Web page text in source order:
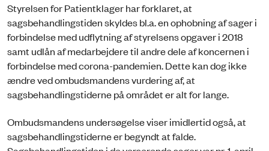
Styrelsen for Patientklager har forklaret, at
sagsbehandlingstiden skyldes bl.a. en ophobning af sager i
forbindelse med udflytning af styrelsens opgaver i 2018
samt udlån af medarbejdere til andre dele af koncernen i
forbindelse med corona-pandemien. Dette kan dog ikke
ændre ved ombudsmandens vurdering af, at
sagsbehandlingstiderne på området er alt for lange.
Ombudsmandens undersøgelse viser imidlertid også, at
sagsbehandlingstiderne er begyndt at falde.